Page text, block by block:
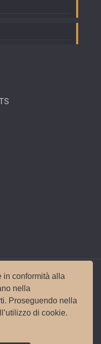
in conformità alla
nella
Proseguendo nella
di cookie.
Italy |Mappa del
PolicySito e